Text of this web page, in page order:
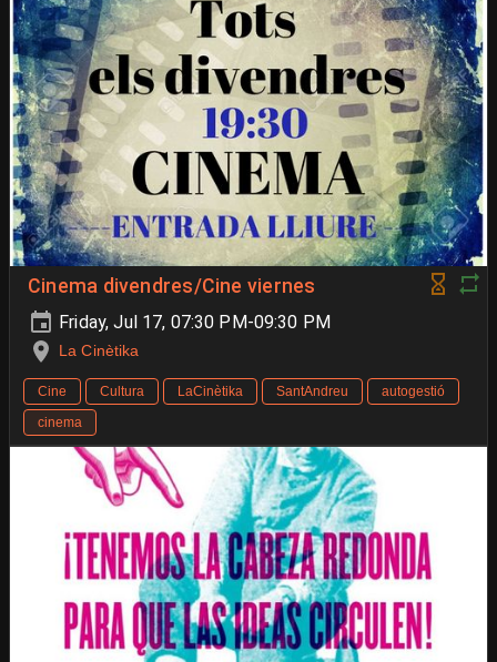
Cinema divendres/Cine viernes
Friday, Jul 17, 07:30 PM-09:30 PM
La Cinètika
Cine Cultura LaCinètika SantAndreu
autogestió
cinema